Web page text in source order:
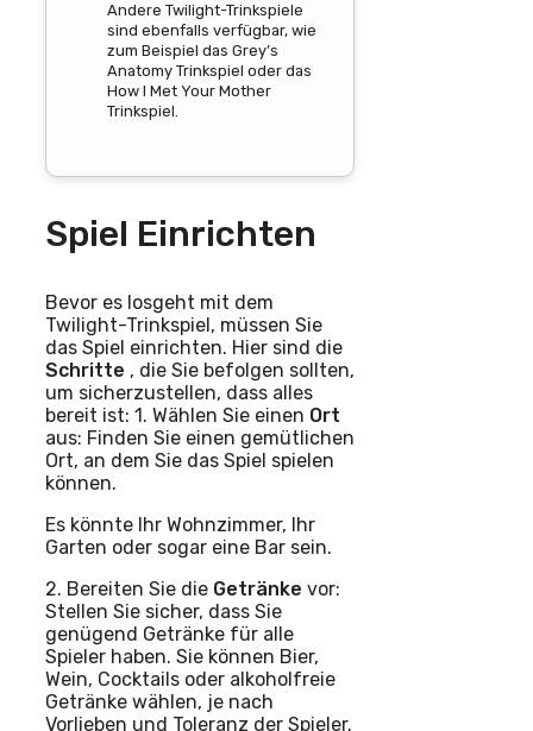
Andere Twilight-Trinkspiele
sind ebenfalls verfügbar, wie
zum Beispiel das Grey’s
Anatomy Trinkspiel oder das
How I Met Your Mother
Trinkspiel.
Spiel Einrichten
Bevor es losgeht mit dem
Twilight-Trinkspiel, müssen Sie
das Spiel einrichten. Hier sind die
Schritte , die Sie befolgen sollten,
um sicherzustellen, dass alles
bereit ist: 1. Wählen Sie einen Ort
aus: Finden Sie einen gemütlichen
Ort, an dem Sie das Spiel spielen
können.
Es könnte Ihr Wohnzimmer, Ihr
Garten oder sogar eine Bar sein.
2. Bereiten Sie die Getränke vor:
Stellen Sie sicher, dass Sie
genügend Getränke für alle
Spieler haben. Sie können Bier,
Wein, Cocktails oder alkoholfreie
Getränke wählen, je nach
Vorlieben und Toleranz der Spieler.